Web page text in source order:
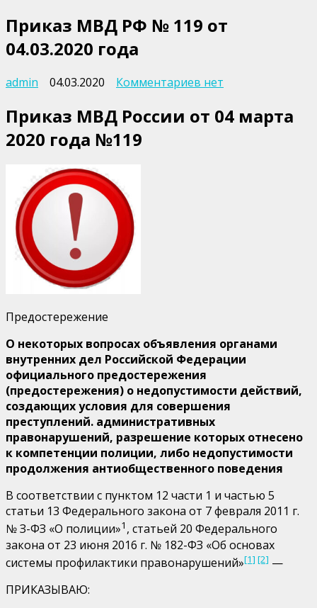
Приказ МВД РФ № 119 от
04.03.2020 года
admin 04.03.2020 Комментариев к
Приказ
МВД
нет
Приказ МВД России от 04 марта
2020 года №119
Предостережение
О некоторых вопросах объявления органами
внутренних дел Российской Федерации
официального предостережения
(предостережения) о недопустимости действий,
создающих условия для совершения
преступлений. административных
правонарушений, разрешение которых отнесено
к компетенции полиции, либо недопустимости
продолжения антиобщественного поведения
В соответствии с пунктом 12 части 1 и частью 5
статьи 13 Федерального закона от 7 февраля 2011 г.
№ З-ФЗ «О полиции»1 , статьей 20 Федерального
закона от 23 июня 2016 г. № 182-ФЗ «Об основах
системы профилактики правонарушений»[1] [2] —
ПРИКАЗЫВАЮ: